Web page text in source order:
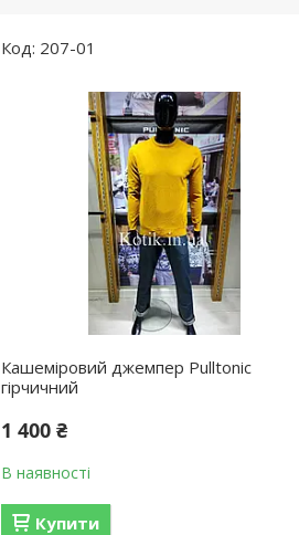
207-01
Кашеміровий джемпер Pulltonic
гірчичний
1 400 ₴
В наявності
Купити